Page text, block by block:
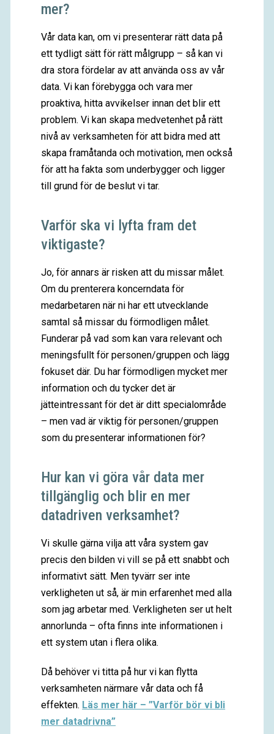
mer?
Vår data kan, om vi presenterar rätt data på
ett tydligt sätt för rätt målgrupp – så kan vi
dra stora fördelar av att använda oss av vår
data. Vi kan förebygga och vara mer
proaktiva, hitta avvikelser innan det blir ett
problem. Vi kan skapa medvetenhet på rätt
nivå av verksamheten för att bidra med att
skapa framåtanda och motivation, men också
för att ha fakta som underbygger och ligger
till grund för de beslut vi tar.
Varför ska vi lyfta fram det
viktigaste?
Jo, för annars är risken att du missar målet.
Om du prenterera koncerndata för
medarbetaren när ni har ett utvecklande
samtal så missar du förmodligen målet.
Funderar på vad som kan vara relevant och
meningsfullt för personen/gruppen och lägg
fokuset där. Du har förmodligen mycket mer
information och du tycker det är
jätteintressant för det är ditt specialområde
– men vad är viktig för personen/gruppen
som du presenterar informationen för?
Hur kan vi göra vår data mer
tillgänglig och blir en mer
datadriven verksamhet?
Vi skulle gärna vilja att våra system gav
precis den bilden vi vill se på ett snabbt och
informativt sätt. Men tyvärr ser inte
verkligheten ut så, är min erfarenhet med alla
som jag arbetar med. Verkligheten ser ut helt
annorlunda – ofta finns inte informationen i
ett system utan i flera olika.
Då behöver vi titta på hur vi kan flytta
verksamheten närmare vår data och få
effekten. Läs mer här – ”Varför bör vi bli
mer datadrivna”